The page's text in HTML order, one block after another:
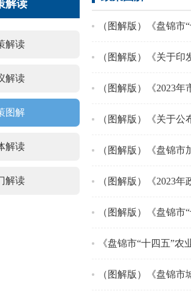
解读
解读
解读
图解
解读
解读
（图解版）《盘锦
（图解版）《关于
（图解版）《2023
（图解版）《盘锦
（图解版）《2023
（图解版）《盘锦
《盘锦市“十四五”
（图解版）《盘锦